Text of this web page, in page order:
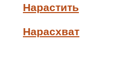
Нарастить
Нарасхват